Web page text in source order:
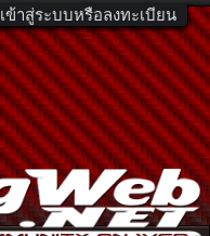
เข้าสู่ระบบหรือลงทะเบียน